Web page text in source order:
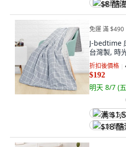
$8 酷澎
免運 滿 $490
J-bedtime
台灣製, 時
折扣後價格
$192
明天 8/7 (
满
$18 酷